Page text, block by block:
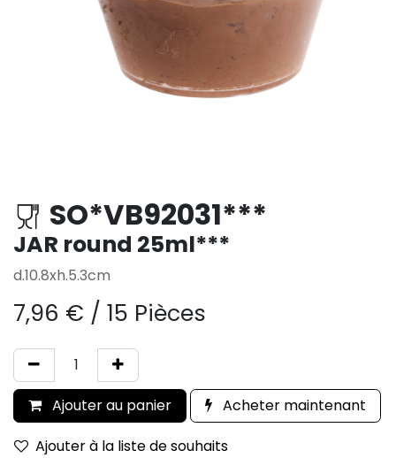
SO*VB92031***
JAR round 25ml***
d.10.8xh.5.3cm
7,96 € / 15 Pièces
Ajouter au panier
Acheter maintenant
Ajouter à la liste de souhaits